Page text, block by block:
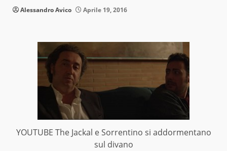
Alessandro Avico Aprile 19, 2016
YOUTUBE The Jackal e Sorrentino si addormentano
sul divano